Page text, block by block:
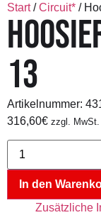
Start/Circuit* /
13
Artikelnummer:
316,60€ zzgl. MwSt.
Hoosier
MS
20.0
8.0
-
In den
Zusätzliche